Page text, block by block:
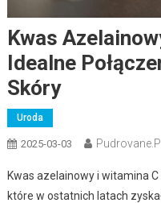
Kwas
Idealne
Skóry
Uroda
2025-03-03 Pudrovane.pl
Kwas azelainowy i witamina
które w ostatnich latach